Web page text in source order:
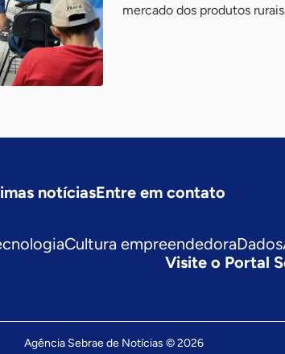
mercado dos produtos rurais
notíciasEntre em contato
Cultura empreendedoraDados
Visite o Portal
Agência Sebrae de Notícias © 2026